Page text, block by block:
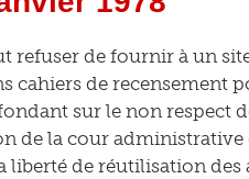
refuser de fournir à un
cahiers de recensement
sur le non respect
de la cour administrative
liberté de réutilisation